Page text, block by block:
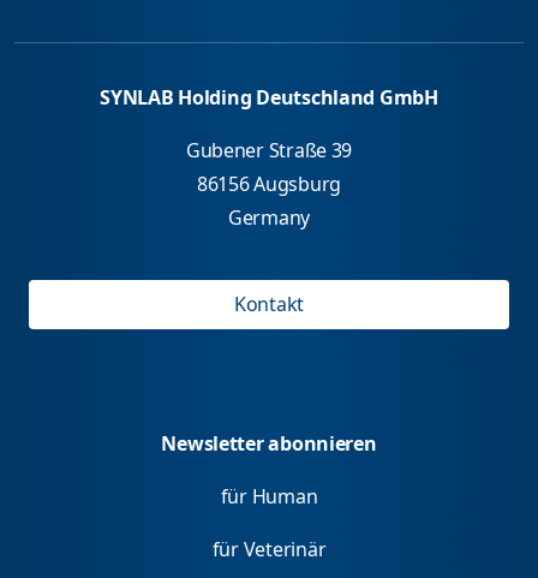
SYNLAB Holding Deutschland GmbH
Gubener Straße 39
86156 Augsburg
Germany
Kontakt
Newsletter abonnieren
für Human
für Veterinär